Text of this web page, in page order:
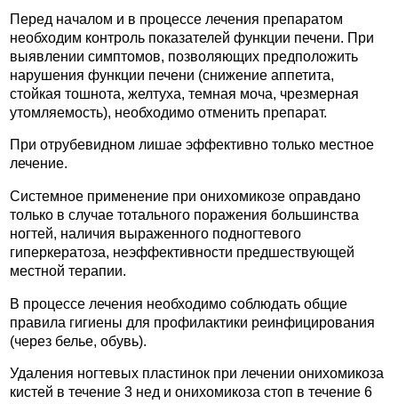
Перед началом и в процессе лечения препаратом
необходим контроль показателей функции печени. При
выявлении симптомов, позволяющих предположить
нарушения функции печени (снижение аппетита,
стойкая тошнота, желтуха, темная моча, чрезмерная
утомляемость), необходимо отменить препарат.
При отрубевидном лишае эффективно только местное
лечение.
Системное применение при онихомикозе оправдано
только в случае тотального поражения большинства
ногтей, наличия выраженного подногтевого
гиперкератоза, неэффективности предшествующей
местной терапии.
В процессе лечения необходимо соблюдать общие
правила гигиены для профилактики реинфицирования
(через белье, обувь).
Удаления ногтевых пластинок при лечении онихомикоза
кистей в течение 3 нед и онихомикоза стоп в течение 6